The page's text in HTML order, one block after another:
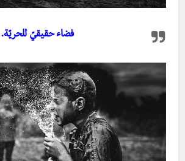
فضاء حقيقيّ للحريّة.